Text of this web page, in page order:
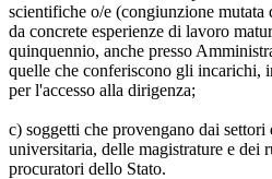
scientifiche o/e (congiunzione
da concrete esperienze di lavoro
quinquennio, anche presso
quelle che conferiscono gli incarichi,
per l'accesso alla dirigenza;
c) soggetti che provengano dai settori
universitaria, delle magistrature e dei
procuratori dello Stato.